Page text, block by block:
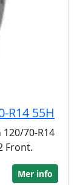
R14 55H
70-R14
Front.
Mer info